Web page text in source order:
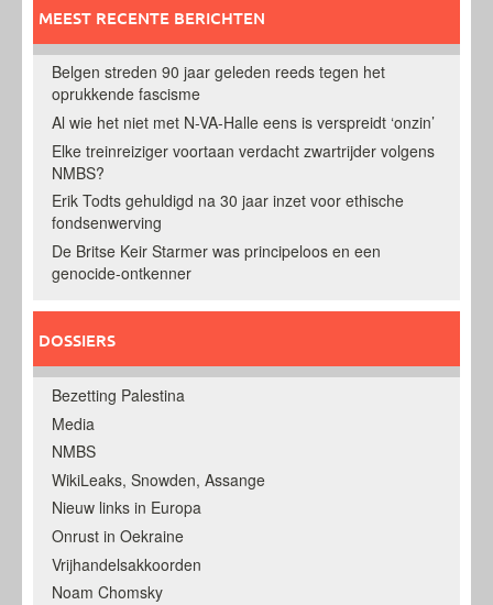
MEEST RECENTE BERICHTEN
Belgen streden 90 jaar geleden reeds tegen het
oprukkende fascisme
Al wie het niet met N-VA-Halle eens is verspreidt ‘onzin’
Elke treinreiziger voortaan verdacht zwartrijder volgens
NMBS?
Erik Todts gehuldigd na 30 jaar inzet voor ethische
fondsenwerving
De Britse Keir Starmer was principeloos en een
genocide-ontkenner
DOSSIERS
Bezetting Palestina
Media
NMBS
WikiLeaks, Snowden, Assange
Nieuw links in Europa
Onrust in Oekraine
Vrijhandelsakkoorden
Noam Chomsky